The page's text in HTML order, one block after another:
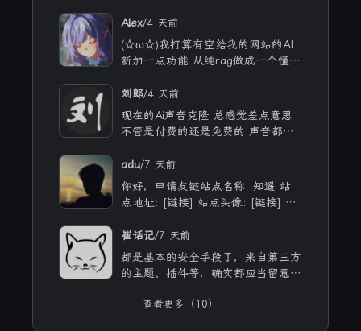
Alex/4 天前
(☆ω☆)我打算有空给我的网站的AI
新加一点功能 从纯rag做成一个懂我
现在有好多地方可以薅免费额度的A
PI 还有DeepSeek的低价API 太爽啦
刘郎/4 天前
现在的Ai声音克隆 总感觉差点意思
不管是付费的还是免费的 声音都不
着也舒服些 但就是贵
adu/7 天前
你好，申请友链站点名称: 知遥 站
点地址: [链接] 站点头像: [链接] 站
慕山河。
崔话记/7 天前
都是基本的安全手段了，来自第三方
的主题、插件等，确实都应当留意，
查看更多（10）